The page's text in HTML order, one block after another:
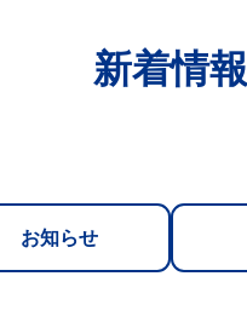
新着情報
お知らせ